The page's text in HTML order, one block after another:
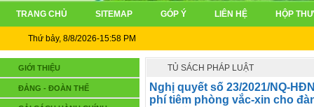
TRANG CHỦ SITEMAP GÓP Ý LIÊN HỆ HỘP
Thứ bảy, 8/8/2026-15:58 PM
GIỚI THIỆU
ĐẢNG - ĐOÀN THỂ
TỦ SÁCH PHÁP LUẬT
Nghị quyết số 23/2021/NQ-
phí tiêm phòng vắc-xin cho